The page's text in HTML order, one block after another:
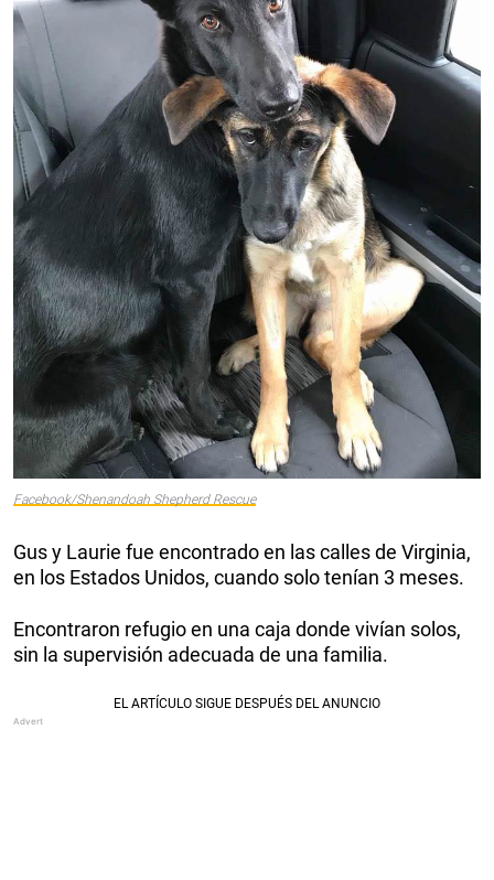
Facebook/Shenandoah Shepherd Rescue
Gus y Laurie fue encontrado en las calles de Virginia,
en los Estados Unidos, cuando solo tenían 3 meses.
Encontraron refugio en una caja donde vivían solos,
sin la supervisión adecuada de una familia.